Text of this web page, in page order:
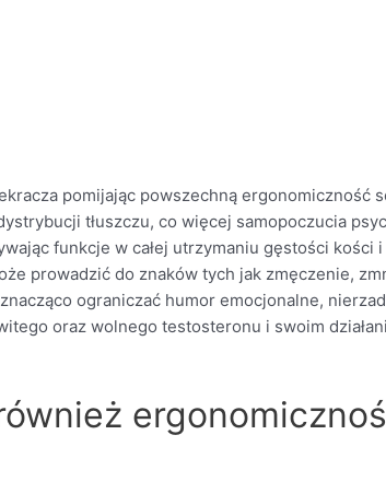
pomijając powszechną ergonomiczność
tłuszczu, co więcej samopoczucia
funkcje w całej utrzymaniu gęstości kości i
prowadzić do znaków tych jak zmęczenie,
ograniczać humor emocjonalne,
oraz wolnego testosteronu i swoim